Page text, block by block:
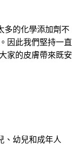
多的化學添加劑不
因此我們堅持一直
家的皮膚帶來既安
、幼兒和成年人